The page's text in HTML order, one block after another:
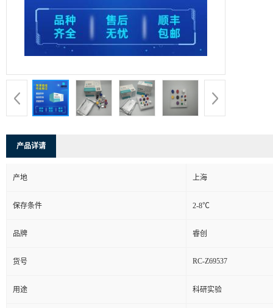
产品详请
产地 上海
保存条件 2-8℃
品牌 睿创
货号 RC-Z69537
用途 科研实验